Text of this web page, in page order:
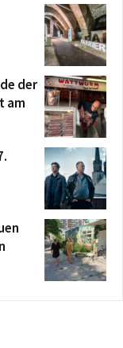
der
am